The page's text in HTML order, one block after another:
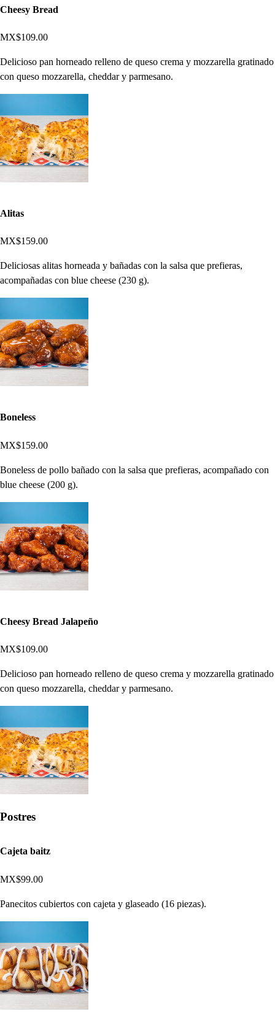
Cheesy Bread
MX$109.00
Delicioso pan horneado relleno de queso crema y mozzarella gratinado
con queso mozzarella, cheddar y parmesano.
Alitas
MX$159.00
Deliciosas alitas horneada y bañadas con la salsa que prefieras,
acompañadas con blue cheese (230 g).
Boneless
MX$159.00
Boneless de pollo bañado con la salsa que prefieras, acompañado con
blue cheese (200 g).
Cheesy Bread Jalapeño
MX$109.00
Delicioso pan horneado relleno de queso crema y mozzarella gratinado
con queso mozzarella, cheddar y parmesano.
Postres
Cajeta baitz
MX$99.00
Panecitos cubiertos con cajeta y glaseado (16 piezas).